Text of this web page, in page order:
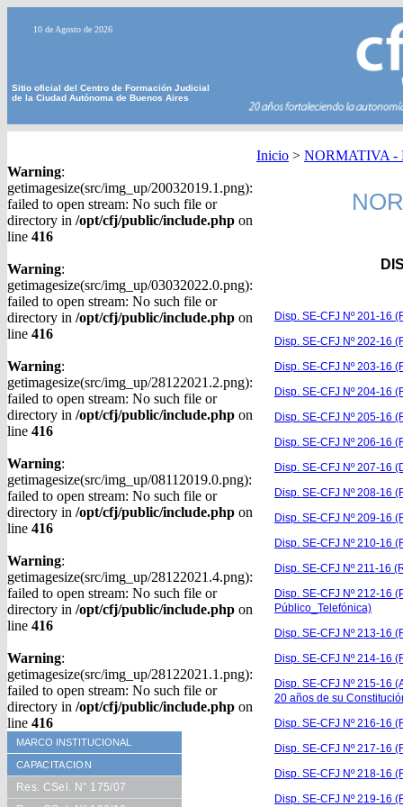
10 de Agosto de 2026
Sitio oficial del Centro de Formación Judicial
de la Ciudad Autónoma de Buenos Aires
Warning:
getimagesize(src/img_up/20032019.1.png):
failed to open stream: No such file or
directory in /opt/cfj/public/include.php on
line 416
Warning:
getimagesize(src/img_up/03032022.0.png):
failed to open stream: No such file or
directory in /opt/cfj/public/include.php on
line 416
Warning:
getimagesize(src/img_up/28122021.2.png):
failed to open stream: No such file or
directory in /opt/cfj/public/include.php on
line 416
Warning:
getimagesize(src/img_up/08112019.0.png):
failed to open stream: No such file or
directory in /opt/cfj/public/include.php on
line 416
Warning:
getimagesize(src/img_up/28122021.4.png):
failed to open stream: No such file or
directory in /opt/cfj/public/include.php on
line 416
Warning:
getimagesize(src/img_up/28122021.1.png):
failed to open stream: No such file or
directory in /opt/cfj/public/include.php on
line 416
MARCO INSTITUCIONAL
CAPACITACION
Res. CSel. N° 175/07
Inicio > NORMATIVA -
Disp. SE-CFJ Nº 201-16
Disp. SE-CFJ Nº 202-16
Disp. SE-CFJ Nº 203-16
Disp. SE-CFJ Nº 204-16
Disp. SE-CFJ Nº 205-16
Disp. SE-CFJ Nº 206-16
Disp. SE-CFJ Nº 207-16
Disp. SE-CFJ Nº 208-16
Disp. SE-CFJ Nº 209-16
Disp. SE-CFJ Nº 210-16
Disp. SE-CFJ Nº 211-16
Disp. SE-CFJ Nº 212-16
Público_Telefónica)
Disp. SE-CFJ Nº 213-16
Disp. SE-CFJ Nº 214-16
Disp. SE-CFJ Nº 215-16
20 años de su
Disp. SE-CFJ Nº 216-16
Disp. SE-CFJ Nº 217-16
Disp. SE-CFJ Nº 218-16
Disp. SE-CFJ Nº 219-16